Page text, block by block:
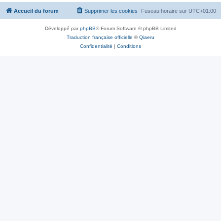
Accueil du forum Fuseau horaire sur UTC+01:00
Supprimer les cookies
Développé parphpBB® Forum Software © phpBB Limited
Traduction française officielle ©Qiaeru
Confidentialité | Conditions